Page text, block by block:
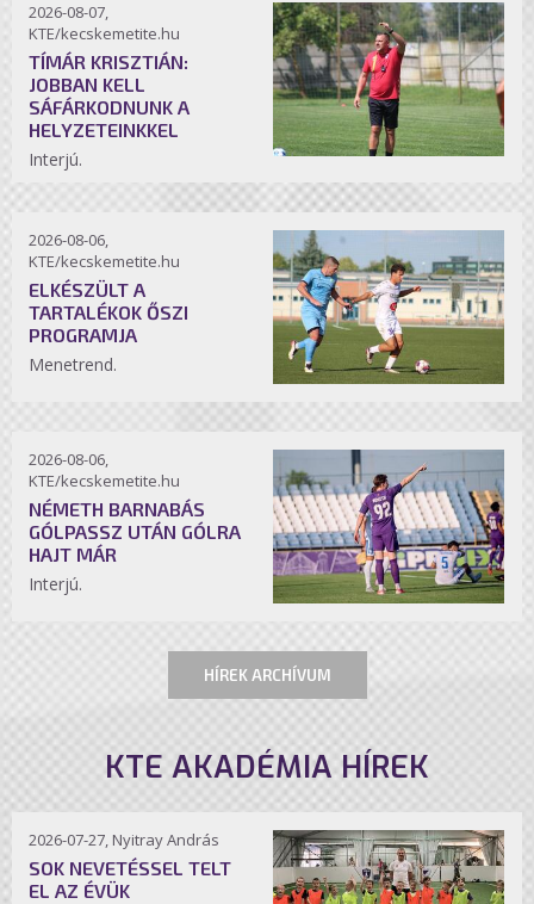
2026-08-07,
KTE/kecskemetite.hu
TÍMÁR KRISZTIÁN:
JOBBAN KELL
SÁFÁRKODNUNK A
HELYZETEINKKEL
Interjú.
2026-08-06,
KTE/kecskemetite.hu
ELKÉSZÜLT A
TARTALÉKOK ŐSZI
PROGRAMJA
Menetrend.
2026-08-06,
KTE/kecskemetite.hu
NÉMETH BARNABÁS
GÓLPASSZ UTÁN GÓLRA
HAJT MÁR
Interjú.
HÍREK ARCHÍVUM
KTE AKADÉMIA HÍREK
2026-07-27, Nyitray András
SOK NEVETÉSSEL TELT
EL AZ ÉVÜK